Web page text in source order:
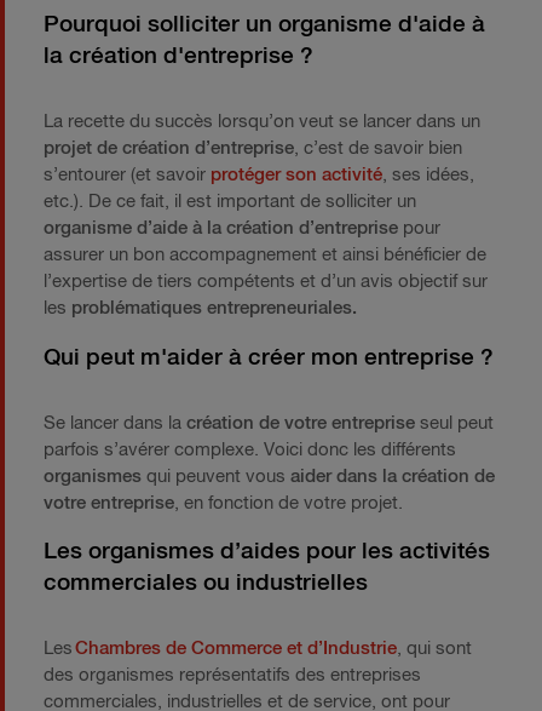
Pourquoi solliciter un organisme d'aide à
la création d'entreprise ?
La recette du succès lorsqu’on veut se lancer dans un
projet de création d’entreprise, c’est de savoir bien
s’entourer (et savoir protéger son activité, ses idées,
etc.). De ce fait, il est important de solliciter un
organisme d’aide à la création d’entreprise pour
assurer un bon accompagnement et ainsi bénéficier de
l’expertise de tiers compétents et d’un avis objectif sur
les problématiques entrepreneuriales.
Qui peut m'aider à créer mon entreprise ?
Se lancer dans la création de votre entreprise seul peut
parfois s’avérer complexe. Voici donc les différents
organismes qui peuvent vous aider dans la création de
votre entreprise , en fonction de votre projet.
Les organismes d’aides pour les activités
commerciales ou industrielles
Les Chambres de Commerce et d’Industrie , qui sont
des organismes représentatifs des entreprises
commerciales, industrielles et de service, ont pour